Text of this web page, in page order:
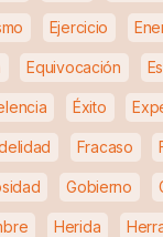
Ejercicio
Equivocación
Éxito
Fracaso
Gobierno
Herida